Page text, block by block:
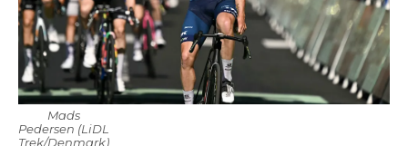
Mads
Pedersen (LiDL
Trek/Denmark)